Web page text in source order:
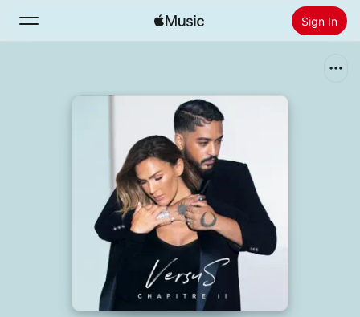
Sign In
Install Apple Music